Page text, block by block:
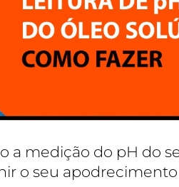
a medição do pH do
o seu apodrecimento